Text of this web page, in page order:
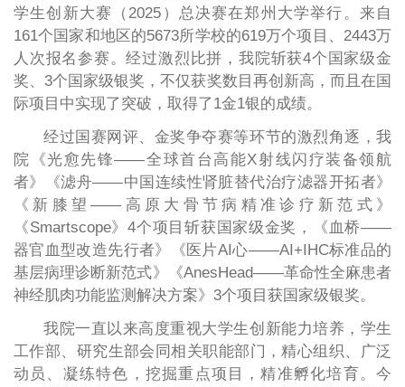
学生创新大赛（2025）总决赛在郑州大学举行。来自
161个国家和地区的5673所学校的619万个项目、2443万
人次报名参赛。经过激烈比拼，我院斩获4个国家级金
奖、3个国家级银奖，不仅获奖数目再创新高，而且在国
际项目中实现了突破，取得了1金1银的成绩。
经过国赛网评、金奖争夺赛等环节的激烈角逐，我
院《光愈先锋——全球首台高能X射线闪疗装备领航
者》《滤舟——中国连续性肾脏替代治疗滤器开拓者》
《新膝望——高原大骨节病精准诊疗新范式》
《Smartscope》4个项目斩获国家级金奖，《血桥——
器官血型改造先行者》《医片AI心——AI+IHC标准品的
基层病理诊断新范式》《AnesHead——革命性全麻患者
神经肌肉功能监测解决方案》3个项目获国家级银奖。
我院一直以来高度重视大学生创新能力培养，学生
工作部、研究生部会同相关职能部门，精心组织、广泛
动员、凝练特色，挖掘重点项目，精准孵化培育。今